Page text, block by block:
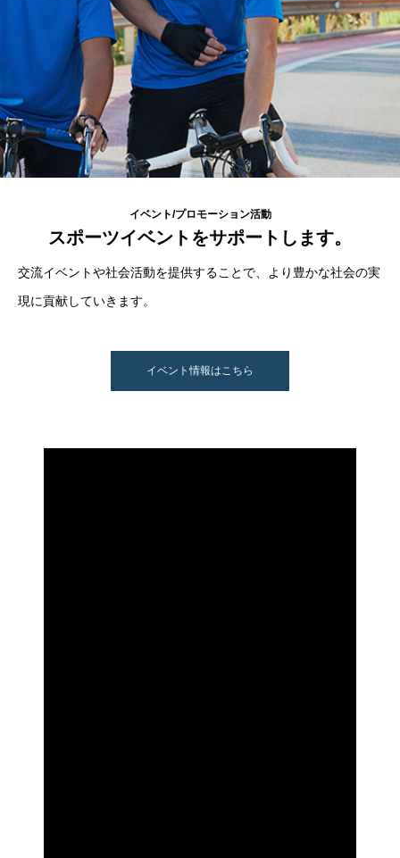
イベント/プロモーション活動
スポーツイベントをサポートします。
交流イベントや社会活動を提供することで、より豊かな社会の実
現に貢献していきます。
イベント情報はこちら